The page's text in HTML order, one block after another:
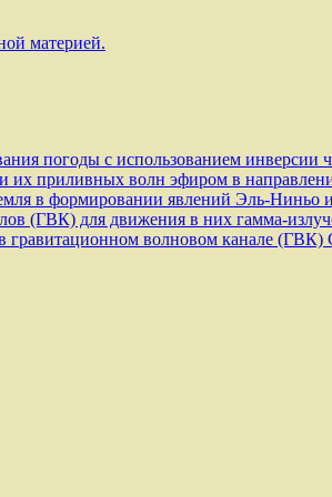
материей.
погоды с использованием инверсии
их приливных волн эфиром в
в формировании явлений Эль-Ниньо
(ГВК) для движения в них гамма-
гравитационном волновом канале (ГВК)